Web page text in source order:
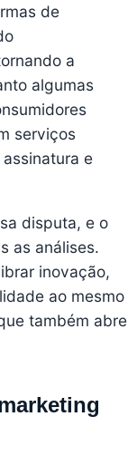
de
a
algumas
serviços
e
disputa, e o
as análises.
inovação,
ao mesmo
também abre